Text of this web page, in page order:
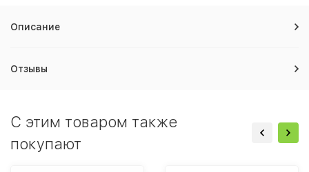
Описание
Отзывы
C этим товаром также
покупают